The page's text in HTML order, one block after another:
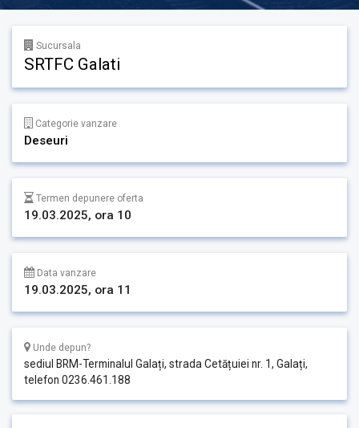
Sucursala
SRTFC Galati
Categorie vanzare
Deseuri
Termen depunere oferta
19.03.2025, ora 10
Data vanzare
19.03.2025, ora 11
Unde depun?
sediul BRM-Terminalul Galați, strada Cetățuiei nr. 1, Galați,
telefon 0236.461.188